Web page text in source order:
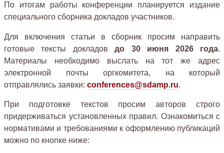
По итогам работы конференции планируется издание
специального сборника докладов участников.
Для включения статьи в сборник просим направить
готовые тексты докладовдо 30 июня 2026 года.
Материалы необходимо выслать на тот же адрес
электронной почты оргкомитета, на который
отправлялись заявки: conferences@sdamp.ru.
При подготовке текстов просим авторов строго
придерживаться установленных правил. Ознакомиться с
нормативами и требованиями к оформлению публикаций
можно по кнопке ниже: